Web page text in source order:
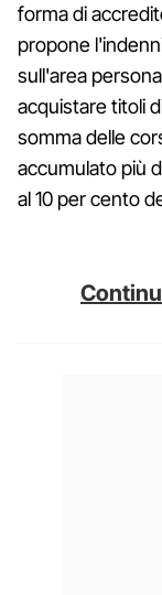
forma di
propone
sull'area
acquistare titoli
somma delle
accumulato più
al 10 per cento